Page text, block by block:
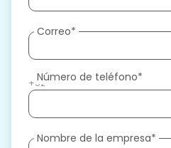
Correo*
Número de teléfono*
+52
Nombre de la empresa*